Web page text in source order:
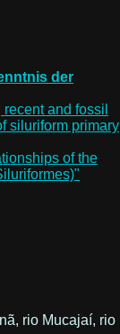
der
and fossil
siluriform primary
of the
rio Mucajaí, rio